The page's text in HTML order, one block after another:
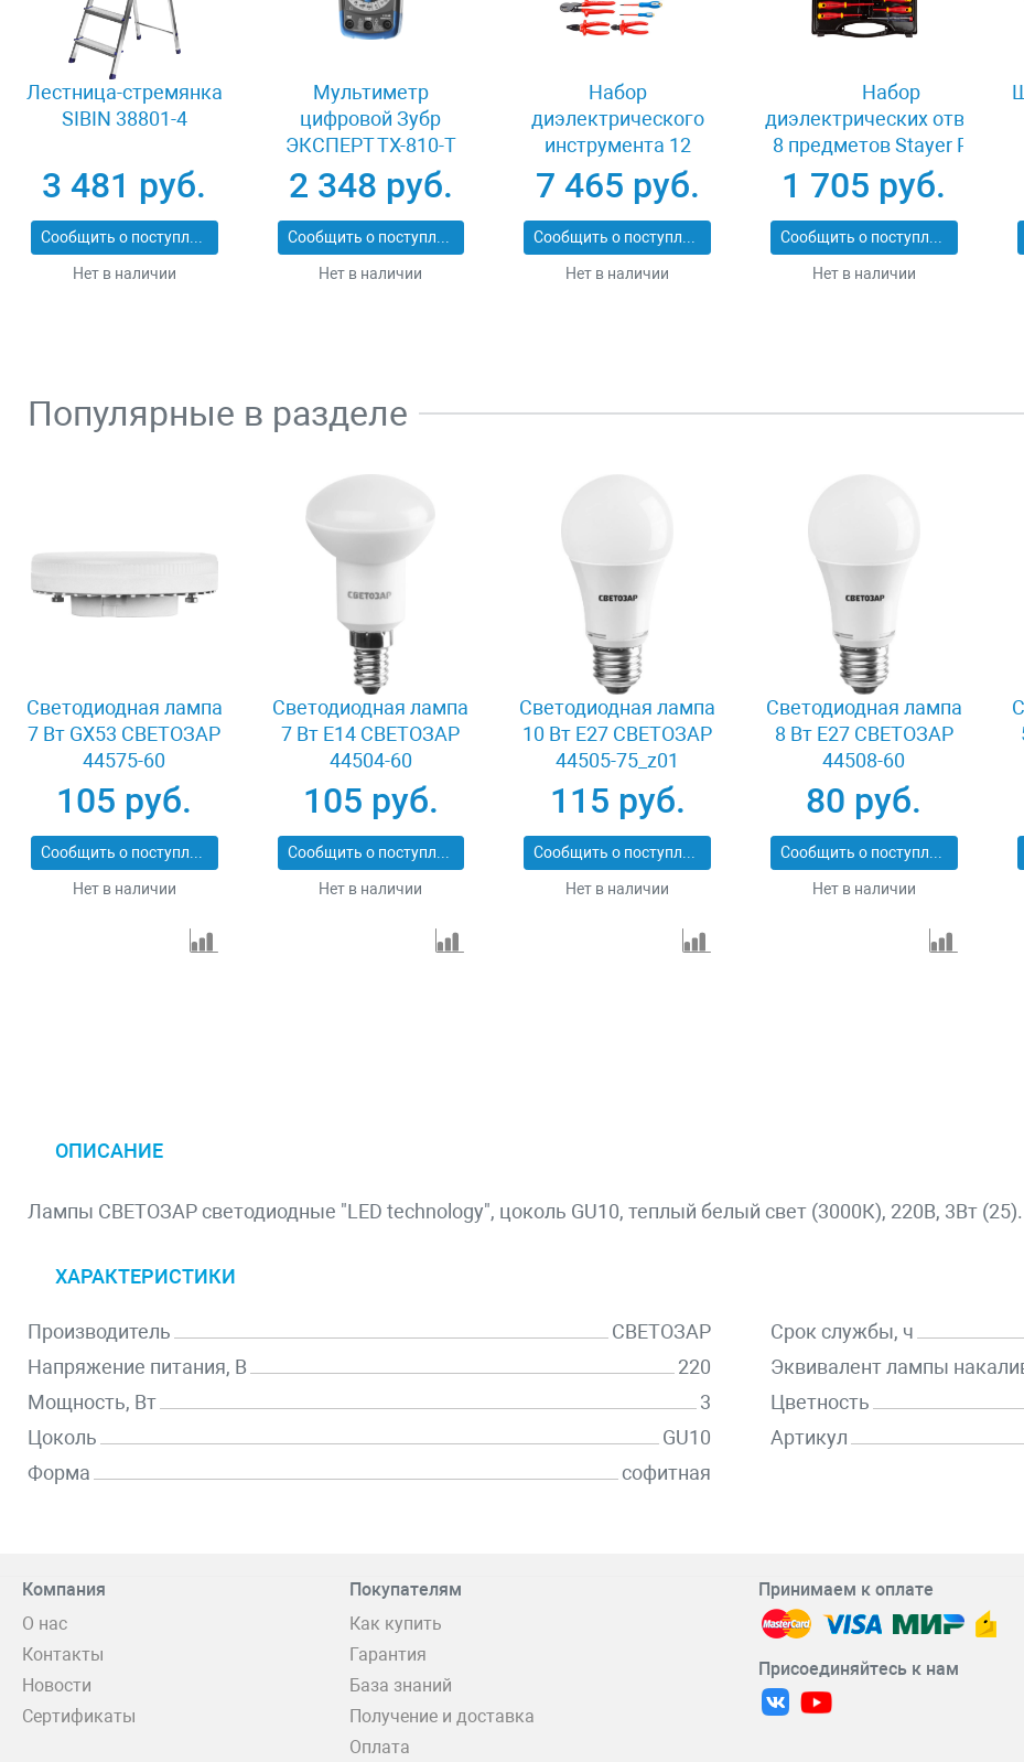
Лестница-стремянка
SIBIN 38801-4
3 481 руб.
Сообщить о поступлении
Нет в наличии
Мультиметр
цифровой Зубр
ЭКСПЕРТ ТХ-810-Т
59810
2 348 руб.
Сообщить о поступлении
Нет в наличии
Набор
диэлектрического
инструмента 12
предметов Зубр
ПРОФИ ЭЛЕКТРИК
2214-H12_z01
7 465 руб.
Сообщить о поступлении
Нет в наличии
Набор
диэлектрических отверток
8 предметов Stayer PROFI
ELECTRO 25145-H8_z01
1 705 руб.
Сообщить о поступлении
Нет в наличии
Популярные в разделе
Светодиодная лампа
7 Вт GX53 СВЕТОЗАР
44575-60
105 руб.
Сообщить о поступлении
Нет в наличии
Светодиодная лампа
7 Вт E14 СВЕТОЗАР
44504-60
105 руб.
Сообщить о поступлении
Нет в наличии
Светодиодная лампа
10 Вт E27 СВЕТОЗАР
44505-75_z01
115 руб.
Сообщить о поступлении
Нет в наличии
Светодиодная лампа
8 Вт E27 СВЕТОЗАР
44508-60
80 руб.
Сообщить о поступлении
Нет в наличии
ОПИСАНИЕ
Лампы СВЕТОЗАР светодиодные "LED technology", цоколь GU10, теплый белый свет (3000К), 220В, 3Вт (25).
ХАРАКТЕРИСТИКИ
Производитель
СВЕТОЗАР
Напряжение питания, В
220
Мощность, Вт
3
Цоколь
GU10
Форма
софитная
Срок службы, ч
Эквивалент лампы
Цветность
Артикул
Компания
О нас
Контакты
Новости
Сертификаты
Покупателям
Как купить
Гарантия
База знаний
Получение и доставка
Оплата
Принимаем к оплате
Присоединяйтесь к нам